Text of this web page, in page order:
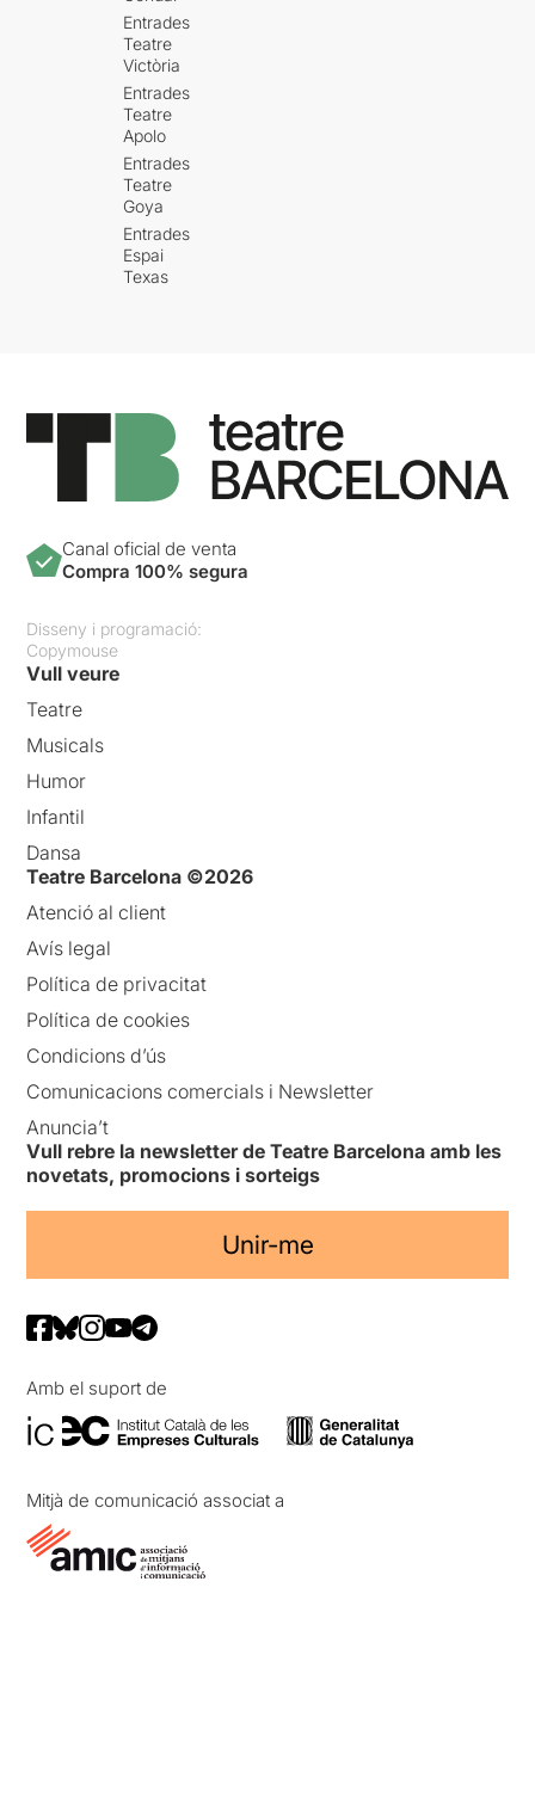
Entrades
Teatre
Victòria
Entrades
Teatre
Apolo
Entrades
Teatre
Goya
Entrades
Espai
Texas
Canal oficial de venta
Compra 100% segura
Disseny i programació:
Copymouse
Vull veure
Teatre
Musicals
Humor
Infantil
Dansa
Teatre Barcelona ©2026
Atenció al client
Avís legal
Política de privacitat
Política de cookies
Condicions d’ús
Comunicacions comercials i Newsletter
Anuncia’t
Vull rebre la newsletter de Teatre Barcelona amb les
novetats, promocions i sorteigs
Unir-me
Amb el suport de
Mitjà de comunicació associat a